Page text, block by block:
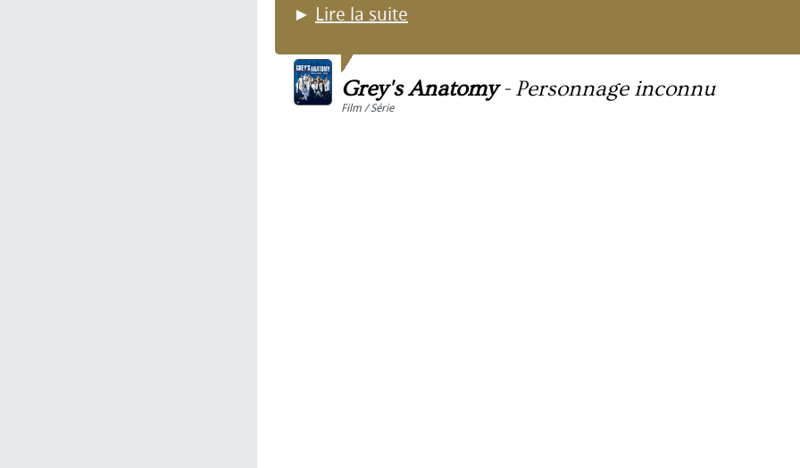
► Lire la suite
Grey's Anatomy- Personnage inconnu
Film / Série